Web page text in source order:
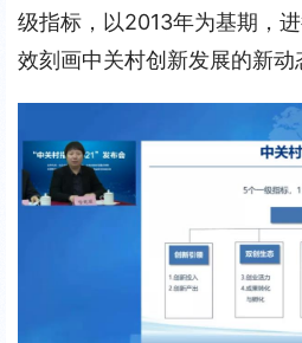
级指标，以2013年为基期，
效刻画中关村创新发展的新动